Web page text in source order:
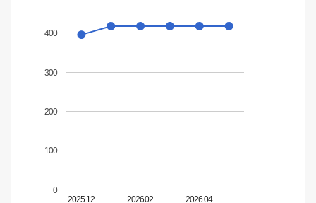
2025.12
2026.02
2026.04
0
100
200
300
400